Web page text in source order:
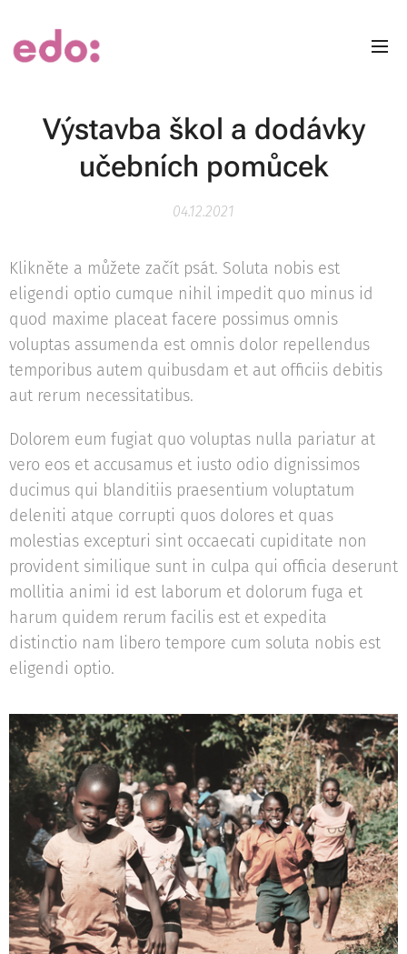
Výstavba škol a dodávky
učebních pomůcek
04.12.2021
Klikněte a můžete začít psát. Soluta nobis est
eligendi optio cumque nihil impedit quo minus id
quod maxime placeat facere possimus omnis
voluptas assumenda est omnis dolor repellendus
temporibus autem quibusdam et aut officiis debitis
aut rerum necessitatibus.
Dolorem eum fugiat quo voluptas nulla pariatur at
vero eos et accusamus et iusto odio dignissimos
ducimus qui blanditiis praesentium voluptatum
deleniti atque corrupti quos dolores et quas
molestias excepturi sint occaecati cupiditate non
provident similique sunt in culpa qui officia deserunt
mollitia animi id est laborum et dolorum fuga et
harum quidem rerum facilis est et expedita
distinctio nam libero tempore cum soluta nobis est
eligendi optio.